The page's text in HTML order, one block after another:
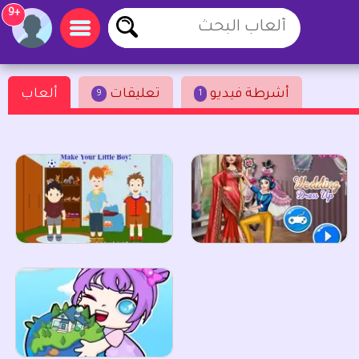
+9
ألعاب 9 تعليقات 1 أشرطة فيديو